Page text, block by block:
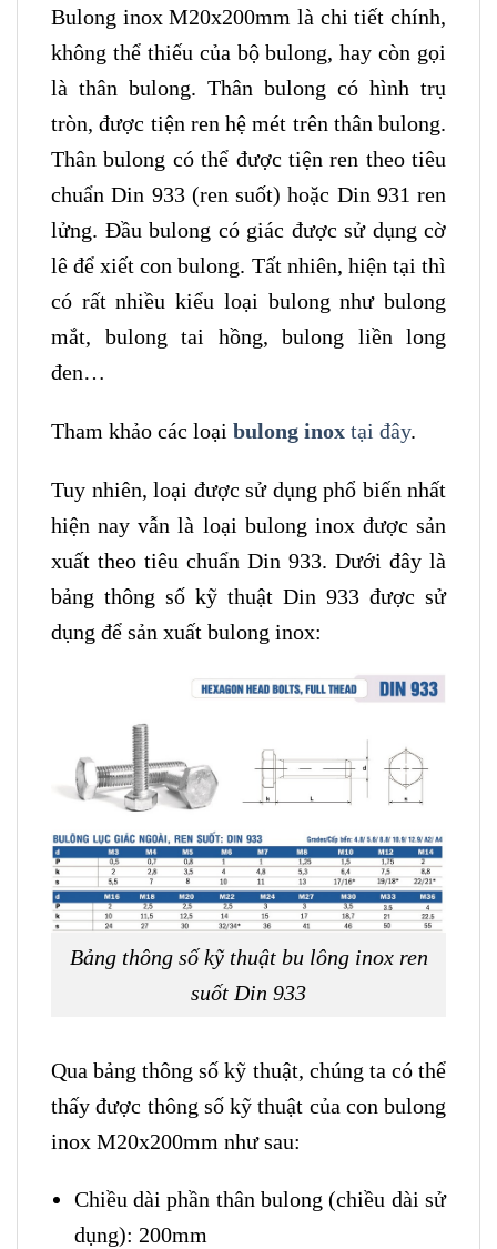
Bulong inox M20x200mm là chi tiết chính,
không thể thiếu của bộ bulong, hay còn gọi
là thân bulong. Thân bulong có hình trụ
tròn, được tiện ren hệ mét trên thân bulong.
Thân bulong có thể được tiện ren theo tiêu
chuẩn Din 933 (ren suốt) hoặc Din 931 ren
lửng. Đầu bulong có giác được sử dụng cờ
lê để xiết con bulong. Tất nhiên, hiện tại thì
có rất nhiều kiểu loại bulong như bulong
mắt, bulong tai hồng, bulong liền long
đen…
Tham khảo các loại bulong inox tại đây.
Tuy nhiên, loại được sử dụng phổ biến nhất
hiện nay vẫn là loại bulong inox được sản
xuất theo tiêu chuẩn Din 933. Dưới đây là
bảng thông số kỹ thuật Din 933 được sử
dụng để sản xuất bulong inox:
Bảng thông số kỹ thuật bu lông inox ren
suốt Din 933
Qua bảng thông số kỹ thuật, chúng ta có thể
thấy được thông số kỹ thuật của con bulong
inox M20x200mm như sau:
Chiều dài phần thân bulong (chiều dài sử
dụng): 200mm